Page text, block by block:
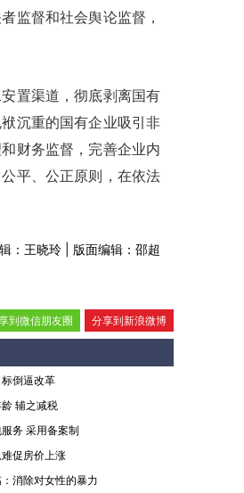
监督和社会舆论监督，
置渠道，彻底剥离国有
沉重的国有企业吸引非
财务监督，完善企业内
平、公正原则，在依法
：王晓玲 | 版面编辑：邵超
分享到新浪微博
到微信朋友圈
倒逼改革
辅之减税
务 采用备案制
促房价上涨
消除对女性的暴力